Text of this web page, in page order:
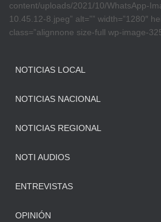
content/uploads/2021/10/WhatsApp-
10.45.12-8.jpeg” alt=”” width=”1280″
class=”alignnone size-full wp-image-
NOTICIAS LOCAL
NOTICIAS NACIONAL
NOTICIAS REGIONAL
NOTI AUDIOS
ENTREVISTAS
OPINIÓN